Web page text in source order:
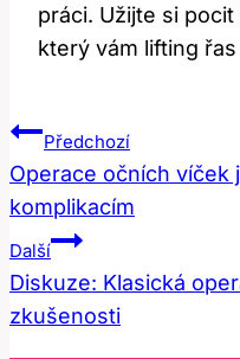
práci. Užijte si
který vám lifting
Navigace
Pro
Příspěvek
Předchozí
Operace očních víček
komplikacím
Další
Diskuze: Klasická
zkušenosti